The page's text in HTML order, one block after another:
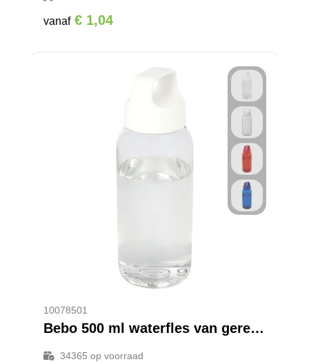
vanaf € 1,04
10078501
Bebo 500 ml waterfles van gerecycled plastic
34365 op voorraad